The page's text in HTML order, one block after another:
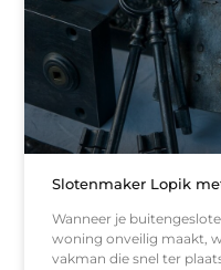
Slotenmaker Lopik
Wanneer je
woning onveilig maakt,
vakman die snel ter